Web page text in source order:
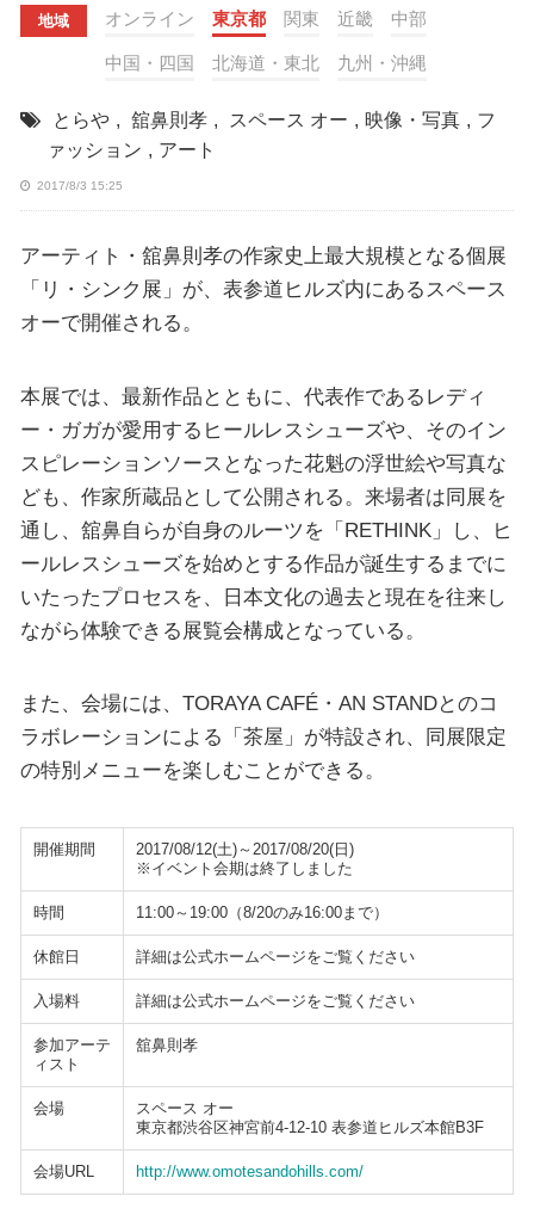
地域 オンライン 東京都 関東 近畿 中部
中国・四国 北海道・東北 九州・沖縄
とらや , 舘鼻則孝 , スペース オー , 映像・写真 , フ
ァッション , アート
2017/8/3 15:25
アーティト・舘鼻則孝の作家史上最大規模となる個展
「リ・シンク展」が、表参道ヒルズ内にあるスペース
オーで開催される。
本展では、最新作品とともに、代表作であるレディ
ー・ガガが愛用するヒールレスシューズや、そのイン
スピレーションソースとなった花魁の浮世絵や写真な
ども、作家所蔵品として公開される。来場者は同展を
通し、舘鼻自らが自身のルーツを「RETHINK」し、ヒ
ールレスシューズを始めとする作品が誕生するまでに
いたったプロセスを、日本文化の過去と現在を往来し
ながら体験できる展覧会構成となっている。
また、会場には、TORAYA CAFÉ・AN STANDとのコ
ラボレーションによる「茶屋」が特設され、同展限定
の特別メニューを楽しむことができる。
開催期間
2017/08/12(土)～2017/08/20(日)
※イベント会期は終了しました
時間 11:00～19:00（8/20のみ16:00まで）
休館日 詳細は公式ホームページをご覧ください
入場料 詳細は公式ホームページをご覧ください
参加アーテ
ィスト
舘鼻則孝
会場
スペース オー
東京都渋谷区神宮前4-12-10 表参道ヒルズ本館B3F
会場URL http://www.omotesandohills.com/